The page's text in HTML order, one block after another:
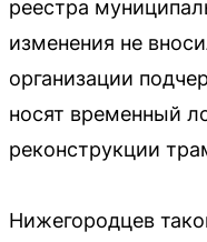
реестра
изменения не
организации
носят временный
реконструкции
Нижегородцев